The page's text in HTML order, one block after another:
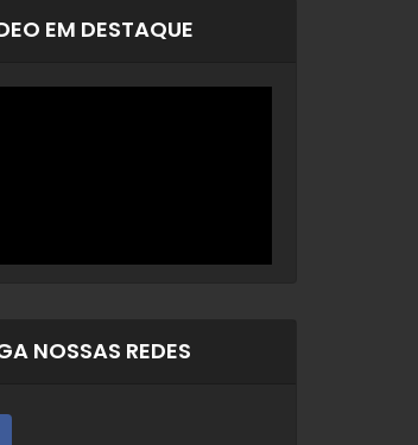
EM DESTAQUE
NOSSAS REDES